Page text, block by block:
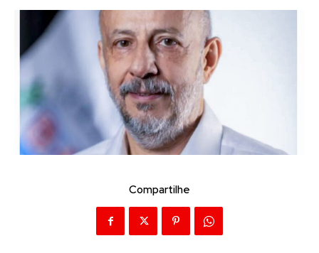
Compartilhe